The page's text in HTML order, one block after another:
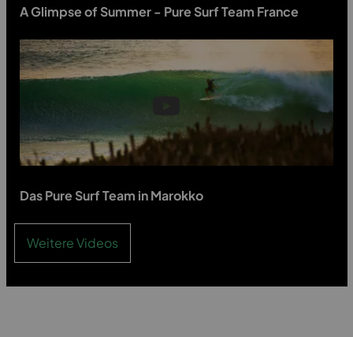
A Glimpse of Summer - Pure Surf Team France
Das Pure Surf Team in Marokko
Weitere Videos